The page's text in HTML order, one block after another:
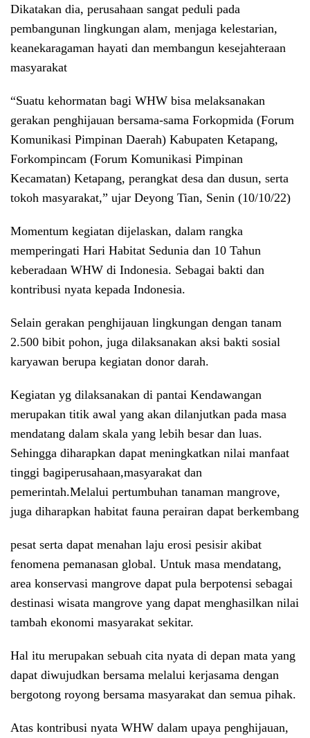
Dikatakan dia, perusahaan sangat peduli pada
pembangunan lingkungan alam, menjaga kelestarian,
keanekaragaman hayati dan membangun kesejahteraan
masyarakat
“Suatu kehormatan bagi WHW bisa melaksanakan
gerakan penghijauan bersama-sama Forkopmida (Forum
Komunikasi Pimpinan Daerah) Kabupaten Ketapang,
Forkompincam (Forum Komunikasi Pimpinan
Kecamatan) Ketapang, perangkat desa dan dusun, serta
tokoh masyarakat,” ujar Deyong Tian, Senin (10/10/22)
Momentum kegiatan dijelaskan, dalam rangka
memperingati Hari Habitat Sedunia dan 10 Tahun
keberadaan WHW di Indonesia. Sebagai bakti dan
kontribusi nyata kepada Indonesia.
Selain gerakan penghijauan lingkungan dengan tanam
2.500 bibit pohon, juga dilaksanakan aksi bakti sosial
karyawan berupa kegiatan donor darah.
Kegiatan yg dilaksanakan di pantai Kendawangan
merupakan titik awal yang akan dilanjutkan pada masa
mendatang dalam skala yang lebih besar dan luas.
Sehingga diharapkan dapat meningkatkan nilai manfaat
tinggi bagiperusahaan,masyarakat dan
pemerintah.Melalui pertumbuhan tanaman mangrove,
juga diharapkan habitat fauna perairan dapat berkembang
pesat serta dapat menahan laju erosi pesisir akibat
fenomena pemanasan global. Untuk masa mendatang,
area konservasi mangrove dapat pula berpotensi sebagai
destinasi wisata mangrove yang dapat menghasilkan nilai
tambah ekonomi masyarakat sekitar.
Hal itu merupakan sebuah cita nyata di depan mata yang
dapat diwujudkan bersama melalui kerjasama dengan
bergotong royong bersama masyarakat dan semua pihak.
Atas kontribusi nyata WHW dalam upaya penghijauan,